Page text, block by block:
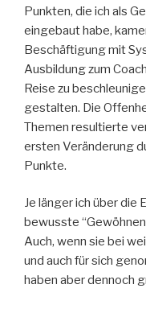
Punkten, die ich als
eingebaut habe,
Beschäftigung mit
Ausbildung zum
Reise zu
gestalten. Die
Themen resultierte
ersten Veränderung
Punkte.
Je länger ich über die
bewusste
Auch, wenn sie bei
und auch für sich
haben aber dennoch